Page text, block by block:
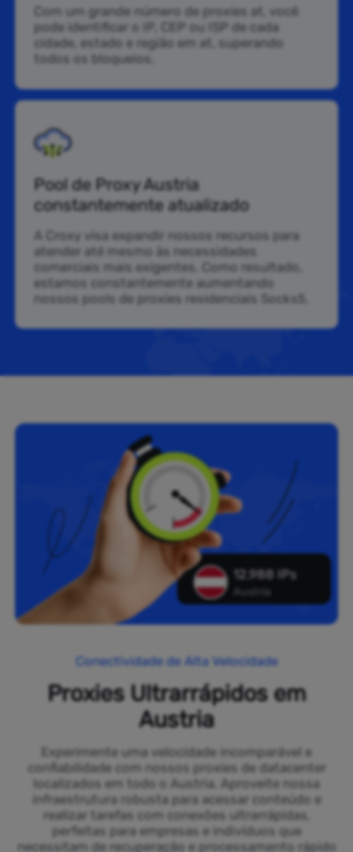
Com um grande número de proxies at, você
pode identificar o IP, CEP ou ISP de cada
cidade, estado e região em at, superando
todos os bloqueios.
Pool de Proxy Austria
constantemente atualizado
A Croxy visa expandir nossos recursos para
atender até mesmo às necessidades
comerciais mais exigentes. Como resultado,
estamos constantemente aumentando
nossos pools de proxies residenciais Socks5.
12,988 IPs
Austria
Conectividade de Alta Velocidade
Proxies Ultrarrápidos em
Austria
Experimente uma velocidade incomparável e
confiabilidade com nossos proxies de datacenter
localizados em todo o Austria. Aproveite nossa
infraestrutura robusta para acessar conteúdo e
realizar tarefas com conexões ultrarrápidas,
perfeitas para empresas e indivíduos que
necessitam de recuperação e processamento rápido